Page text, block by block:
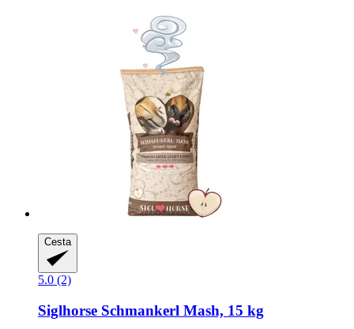
Cesta
5.0 (2)
Siglhorse Schmankerl Mash, 15 kg